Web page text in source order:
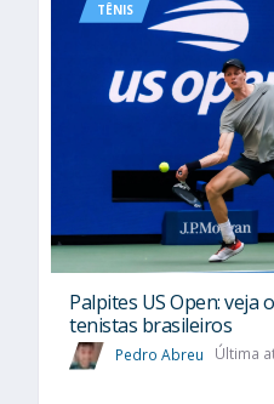
TÊNIS
Palpites US Open: veja
tenistas brasileiros
Pedro Abreu Última